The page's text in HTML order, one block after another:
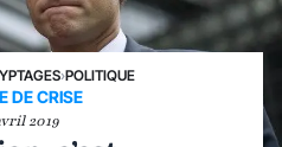
›POLITIQUE
DE CRISE
2019